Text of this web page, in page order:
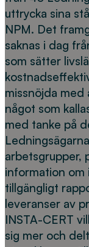
uttrycka sina
NPM. Det
saknas i dag
som sätter
missnöjda
något som
med tanke på
arbetsgrupper,
information
tillgängligt
leveranser av
INSTA-CERT
sig mer och